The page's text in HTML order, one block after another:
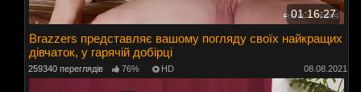
01:16:27
Brazzers представляє вашому погляду своїх найкращих
дівчаток, у гарячій добірці
259340 переглядів 76% HD 08.08.2021